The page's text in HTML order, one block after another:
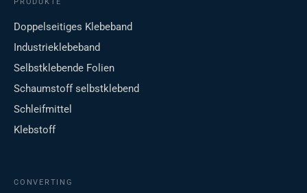
PRODUKTE
Doppelseitiges Klebeband
Industrieklebeband
Selbstklebende Folien
Schaumstoff selbstklebend
Schleifmittel
Klebstoff
CONVERTING